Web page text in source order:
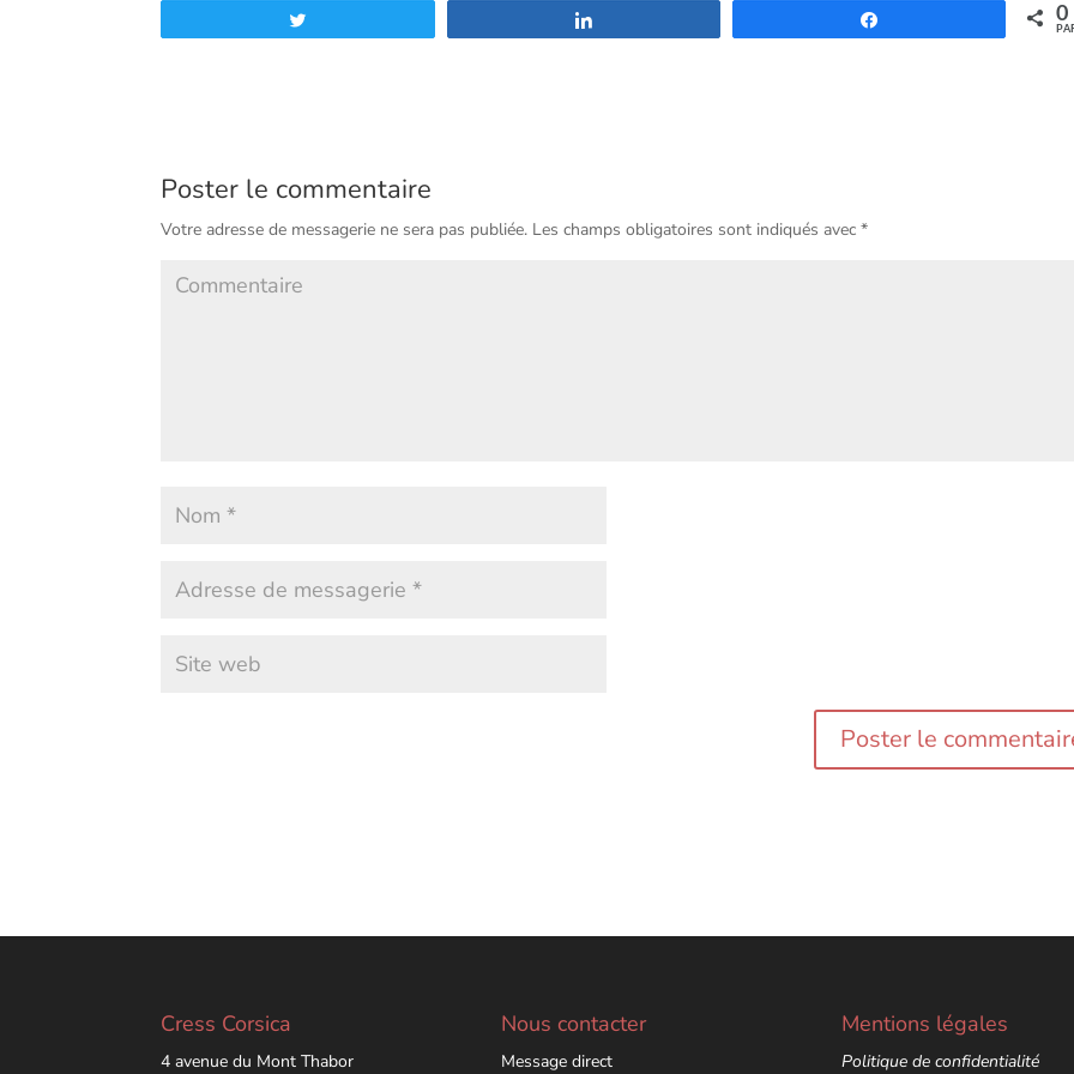
0
Poster le commentaire
Votre adresse de messagerie ne sera pas publiée. Les champs obligatoires sont indiqués avec*
Cress Corsica
4 avenue du Mont Thabor
Nous contacter
Message direct
Mentions légales
Politique de confidentialité